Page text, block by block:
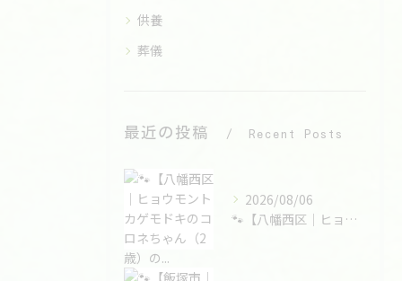
供養
葬儀
最近の投稿 Recent Posts
2026/08/06
🐾【八幡西区｜ヒョウモントカゲモドキのコロネちゃん（2歳）の...